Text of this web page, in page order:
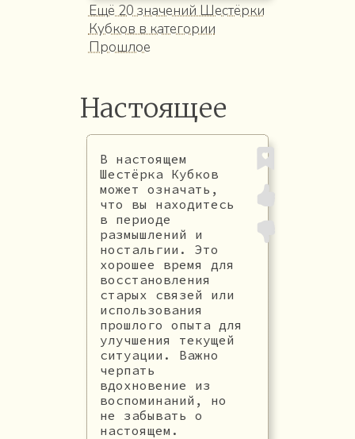
Ещё 20 значений Шестёрки
Кубков в категории
Прошлое
Настоящее
В настоящем
Шестёрка Кубков
может означать,
что вы находитесь
в периоде
размышлений и
ностальгии. Это
хорошее время для
восстановления
старых связей или
использования
прошлого опыта для
улучшения текущей
ситуации. Важно
черпать
вдохновение из
воспоминаний, но
не забывать о
настоящем.